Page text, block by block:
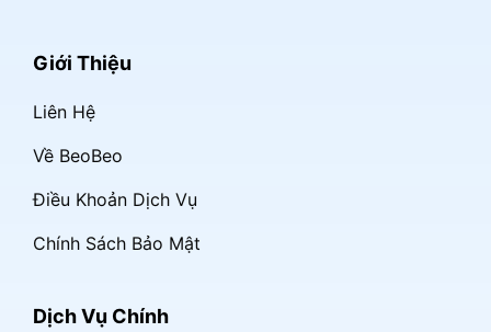
Giới Thiệu
Liên Hệ
Về BeoBeo
Điều Khoản Dịch Vụ
Chính Sách Bảo Mật
Dịch Vụ Chính